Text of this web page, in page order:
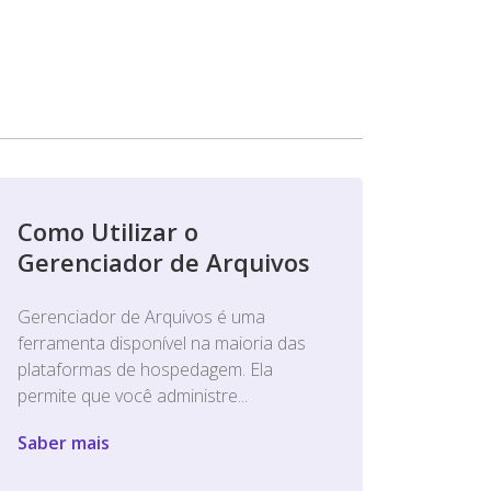
Como Utilizar o
Gerenciador de Arquivos
Gerenciador de Arquivos é uma
ferramenta disponível na maioria das
plataformas de hospedagem. Ela
permite que você administre...
Saber mais